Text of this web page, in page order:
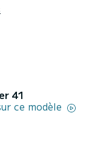
41
ce modèle